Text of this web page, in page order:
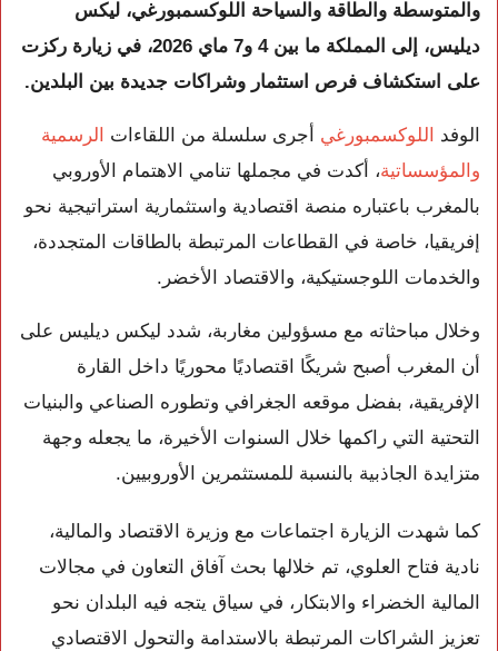
والمتوسطة والطاقة والسياحة اللوكسمبورغي، ليكس
ديليس، إلى المملكة ما بين 4 و7 ماي 2026، في زيارة ركزت
على استكشاف فرص استثمار وشراكات جديدة بين البلدين.
الوفد اللوكسمبورغي أجرى سلسلة من اللقاءات
الرسمية
والمؤسساتية، أكدت في مجملها تنامي الاهتمام الأوروبي
بالمغرب باعتباره منصة اقتصادية واستثمارية استراتيجية نحو
إفريقيا، خاصة في القطاعات المرتبطة بالطاقات المتجددة،
والخدمات اللوجستيكية، والاقتصاد الأخضر.
وخلال مباحثاته مع مسؤولين مغاربة، شدد ليكس ديليس على
أن المغرب أصبح شريكًا اقتصاديًا محوريًا داخل القارة
الإفريقية، بفضل موقعه الجغرافي وتطوره الصناعي والبنيات
التحتية التي راكمها خلال السنوات الأخيرة، ما يجعله وجهة
متزايدة الجاذبية بالنسبة للمستثمرين الأوروبيين.
كما شهدت الزيارة اجتماعات مع وزيرة الاقتصاد والمالية،
نادية فتاح العلوي، تم خلالها بحث آفاق التعاون في مجالات
المالية الخضراء والابتكار، في سياق يتجه فيه البلدان نحو
تعزيز الشراكات المرتبطة بالاستدامة والتحول الاقتصادي